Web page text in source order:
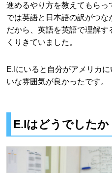
進めるやり方を教えてもらっ
では英語と日本語の訳がつな
だから、英語を英語で理解
くりきていました。
E.Iにいると自分がアメリカ
いな雰囲気が良かったです。
E.Iはどうでしたか